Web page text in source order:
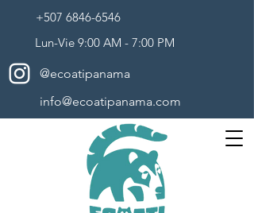
+507 6846-6546
Lun-Vie 9:00 AM - 7:00 PM
@ecoatipanama
info@ecoatipanama.com